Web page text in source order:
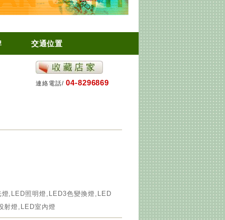
交通位置
連絡電話/ 04-8296869
,LED照明燈,LED3色變換燈,LED
射燈,LED室內燈